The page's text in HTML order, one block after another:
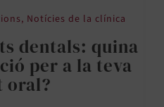
, Notícies de la clínica
dentals: quina
per a la teva
oral?